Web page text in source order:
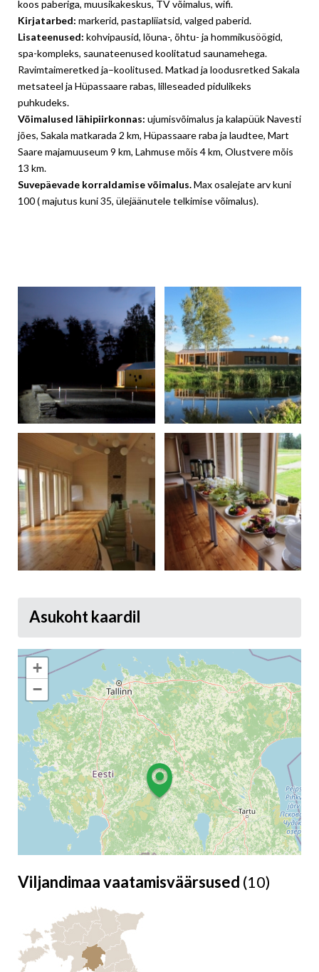
koos paberiga, muusikakeskus, TV võimalus, wifi.
Kirjatarbed: markerid, pastapliiatsid, valged paberid.
Lisateenused: kohvipausid, lõuna-, õhtu- ja hommikusöögid,
spa-kompleks, saunateenused koolitatud saunamehega.
Ravimtaimeretked ja–koolitused. Matkad ja loodusretked Sakala
metsateel ja Hüpassaare rabas, lilleseaded pidulikeks
puhkudeks.
Võimalused lähipiirkonnas: ujumisvõimalus ja kalapüük Navesti
jões, Sakala matkarada 2 km, Hüpassaare raba ja laudtee, Mart
Saare majamuuseum 9 km, Lahmuse mõis 4 km, Olustvere mõis
13 km.
Suvepäevade korraldamise võimalus.Max osalejate arv kuni
100 ( majutus kuni 35, ülejäänutele telkimise võimalus).
Asukoht kaardil
+
−
Viljandimaa vaatamisväärsused (10)